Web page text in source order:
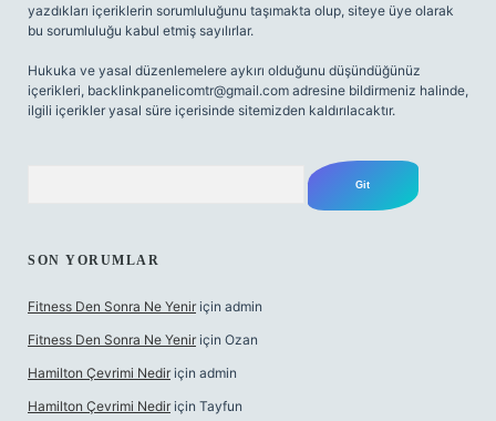
yazdıkları içeriklerin sorumluluğunu taşımakta olup, siteye üye olarak
bu sorumluluğu kabul etmiş sayılırlar.
Hukuka ve yasal düzenlemelere aykırı olduğunu düşündüğünüz
içerikleri, backlinkpanelicomtr@gmail.com adresine bildirmeniz halinde,
ilgili içerikler yasal süre içerisinde sitemizden kaldırılacaktır.
SON YORUMLAR
Fitness Den Sonra Ne Yenir için admin
Fitness Den Sonra Ne Yenir için Ozan
Hamilton Çevrimi Nedir için admin
Hamilton Çevrimi Nedir için Tayfun